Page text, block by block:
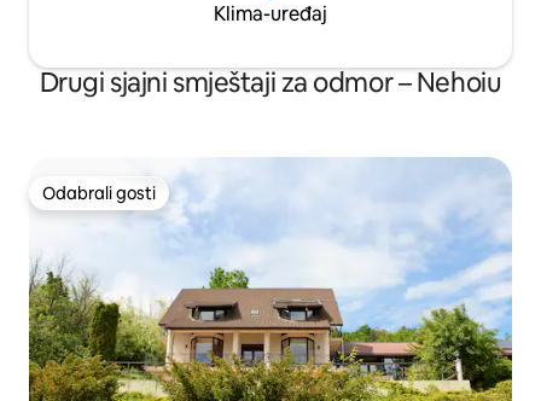
Klima-uređaj
Drugi sjajni smještaji za odmor – Nehoiu
Odabrali gosti
Odabrali gosti